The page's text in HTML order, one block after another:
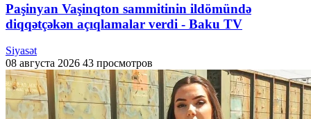
Paşinyan Vaşinqton sammitinin ildömündə
diqqətçəkən açıqlamalar verdi - Baku TV
Siyasət
08 августа 2026 43 просмотров